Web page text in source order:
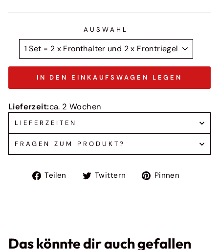
AUSWAHL
IN DEN EINKAUFSWAGEN LEGEN
Lieferzeit:ca. 2 Wochen
LIEFERZEITEN
FRAGEN ZUM PRODUKT?
Teilen
Auf
Twittern
Auf
Pinnen
Das könnte dir auch gefallen